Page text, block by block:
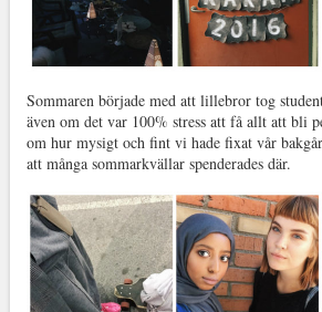
Sommaren började med att lillebror tog
även om det var 100% stress att få allt att bli
om hur mysigt och fint vi hade fixat vår
att många sommarkvällar spenderades där.